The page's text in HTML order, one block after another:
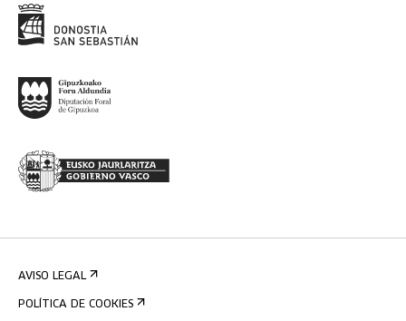
AVISO LEGAL
POLÍTICA DE COOKIES